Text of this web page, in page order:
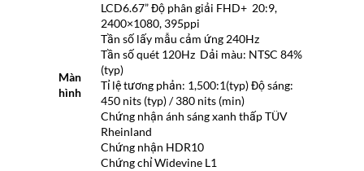
Màn
hình
LCD6.67” Độ phân giải FHD+ 20:9,
2400×1080, 395ppi
Tần số lấy mẫu cảm ứng 240Hz
Tần số quét 120Hz Dải màu: NTSC 84%
(typ)
Tỉ lệ tương phản: 1,500:1(typ) Độ sáng:
450 nits (typ) / 380 nits (min)
Chứng nhận ánh sáng xanh thấp TÜV
Rheinland
Chứng nhận HDR10
Chứng chỉ Widevine L1